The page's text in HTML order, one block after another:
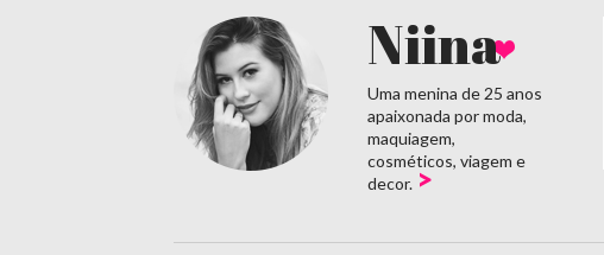
Niina
Uma menina de 25 anos
apaixonada por moda,
maquiagem,
cosméticos, viagem e
decor. >